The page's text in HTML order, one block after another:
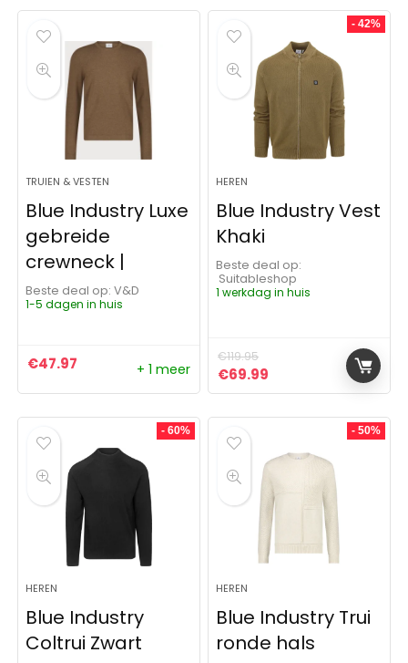
TRUIEN & VESTEN
Blue Industry Luxe
gebreide
crewneck |
Beste deal op:
V&D
1-5 dagen in huis
€47.97 + 1 meer
- 42%
HEREN
Blue Industry Vest
Khaki
Beste deal op:
Suitableshop
1 werkdag in huis
€119.95
Oorspronkelijke prijs was:
€69.99 Huidige prijs is:
- 60%
HEREN
Blue Industry
Coltrui Zwart
- 50%
HEREN
Blue Industry Trui
ronde hals